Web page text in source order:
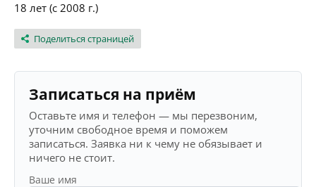
18 лет (с 2008 г.)
Поделиться страницей
Записаться на приём
Оставьте имя и телефон — мы перезвоним,
уточним свободное время и поможем
записаться. Заявка ни к чему не обязывает и
ничего не стоит.
Ваше имя